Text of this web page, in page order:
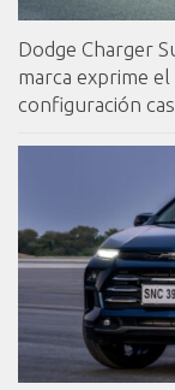
Dodge Charger
marca exprime
configuración